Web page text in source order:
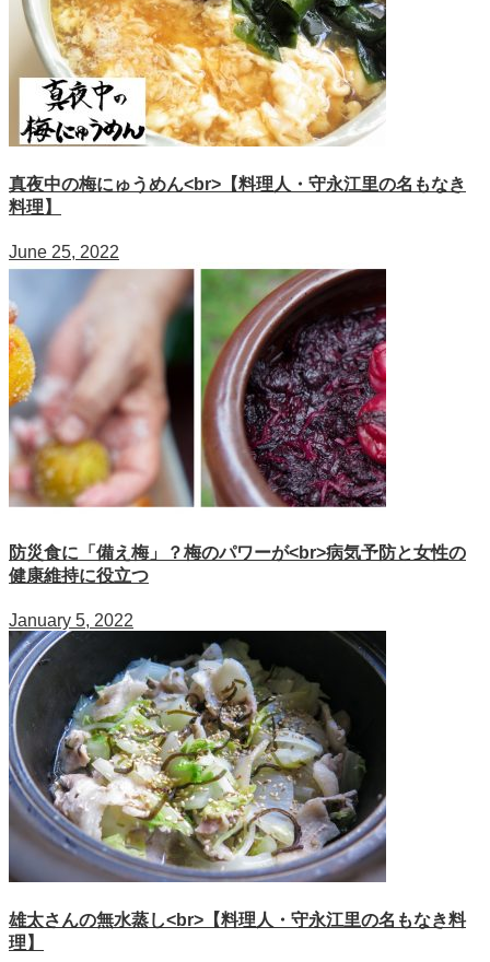
真夜中の梅にゅうめん<br>【料理人・守永江里の名もなき
料理】
June 25, 2022
防災食に「備え梅」？梅のパワーが<br>病気予防と女性の
健康維持に役立つ
January 5, 2022
雄太さんの無水蒸し<br>【料理人・守永江里の名もなき料
理】